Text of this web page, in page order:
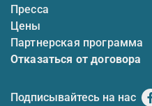
Пресса
Цены
Партнерская программа
Отказаться от договора
Подписывайтесь на нас